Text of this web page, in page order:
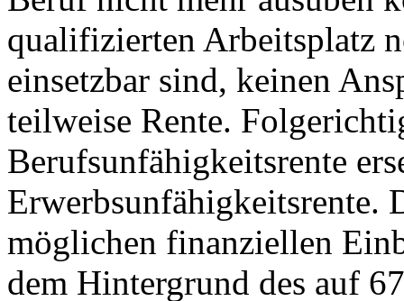
qualifizierten Arbeitsplatz
einsetzbar sind, keinen
teilweise Rente.
Berufsunfähigkeitsrente
Erwerbsunfähigkeitsrente.
möglichen finanziellen
dem Hintergrund des auf